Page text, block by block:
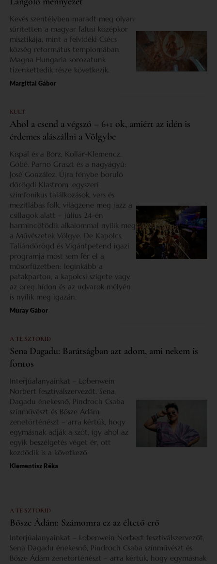
Kevés szentélyben maradt meg olyan
sűrítetten a magyar falusi középkor
misztikája, mint a felvidéki Csécs
község református templomában.
Magna Hungaria sorozatunk
tizenkettedik része következik.
Margittai Gábor
KULT
Ahol a csend a végszó – 6+1 ok, amiért az idén is
érdemes alászállni a Völgybe
Kispál és a Borz, Kollár-Klemencz,
Góbé, Parno Graszt és a nagyágyú:
José González. Újra fénybe boruló
dörögdi Klastrom, egyszeri
szimfonikus találkozások, vers és
mezítlábas folk, világzene meg jazz a
csillagok alatt – július 24-én
harmincötödik alkalommal nyílik meg
a Művészetek Völgye. De Kapolcs,
Taliándörögd és Vigántpetend igazi
programja most sem fér el a
műsorfüzetben: leginkább a
patakparton, a kapolcsi szigete vagy
az öreg hídon és az udvarok mélyén
is nyílik meg igazán.
Muray Gábor
A TE SZTORID
Sena Dagadu: Barátságban azt adom, ami nekem is
fontos
Interjúalanyainkat – Lobenwein
Norbert fesztiválszervezőt, Sena
Dagadu énekesnő, Pindroch Csaba
színművészt és Bősze Ádám
zenetörténészt – arra kértük, hogy
egymásnak adják a szót, így ahol az
egyik beszélgetés véget ér, ott
kezdődik is a következő.
Klementisz Réka
A TE SZTORID
Bősze Ádám: Számomra ez az éltető erő
Interjúalanyainkat – Lobenwein Norbert fesztiválszervezőt,
Sena Dagadu énekesnő, Pindroch Csaba színművészt és
Bősze Ádám zenetörténészt – arra kértük, hogy egymásnak